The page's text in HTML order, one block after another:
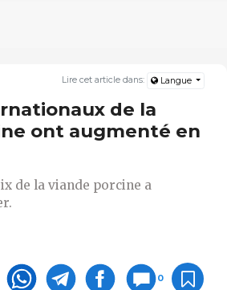
Lire cet article dans: Langue
de la
ont augmenté en
de la viande porcine a
0